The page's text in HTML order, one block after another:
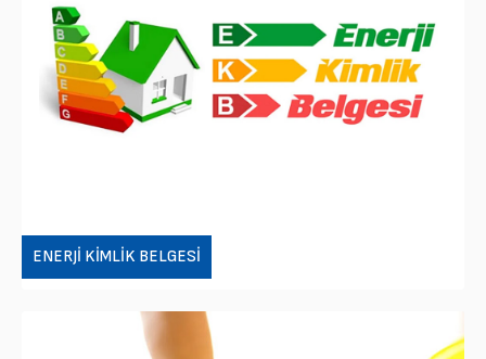
ENERJI KIMLIK BELGESI